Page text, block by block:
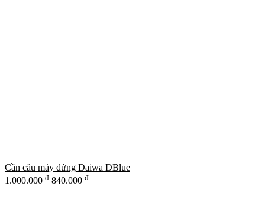
Cần câu máy đứng Daiwa DBlue
1.000.000 đ 840.000 đ